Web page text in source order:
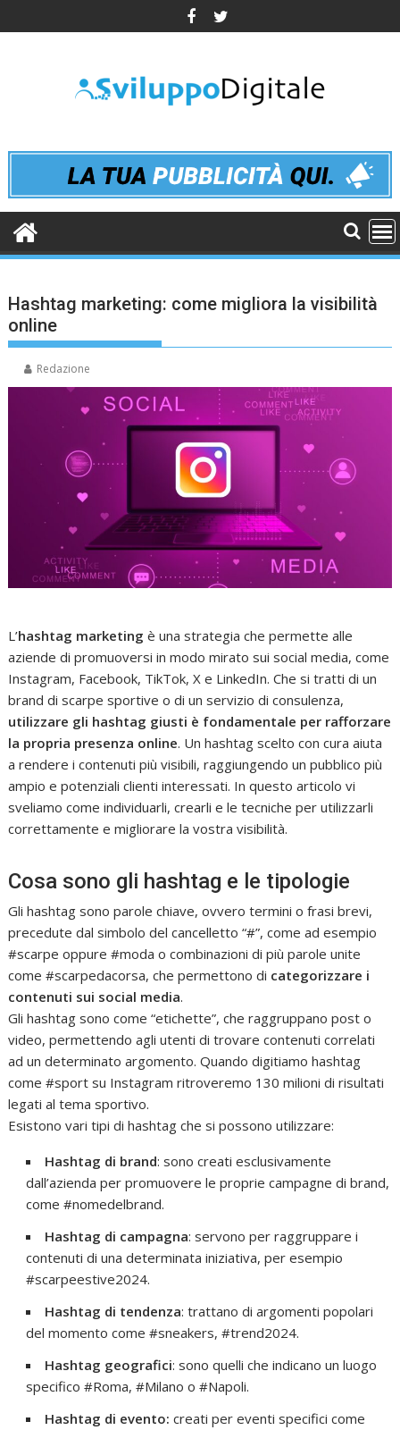
to
Hashtag marketing: come migliora la visibilità
online
Redazione
L’hashtag marketingè una strategia che permette alle
aziende di promuoversi in modo mirato sui social media, come
Instagram, Facebook, TikTok, X e LinkedIn. Che si tratti di un
brand di scarpe sportive o di un servizio di consulenza,
utilizzare gli hashtag giusti è fondamentale per rafforzare
la propria presenza online. Un hashtag scelto con cura aiuta
a rendere i contenuti più visibili, raggiungendo un pubblico più
ampio e potenziali clienti interessati. In questo articolo vi
sveliamo come individuarli, crearli e le tecniche per utilizzarli
correttamente e migliorare la vostra visibilità.
Cosa sono gli hashtag e le tipologie
Gli hashtag sono parole chiave, ovvero termini o frasi brevi,
precedute dal simbolo del cancelletto “#”, come ad esempio
#scarpe oppure #moda o combinazioni di più parole unite
come #scarpedacorsa, che permettono di categorizzare i
contenuti sui social media.
Gli hashtag sono come “etichette”, che raggruppano post o
video, permettendo agli utenti di trovare contenuti correlati
ad un determinato argomento. Quando digitiamo hashtag
come #sport su Instagram ritroveremo 130 milioni di risultati
legati al tema sportivo.
Esistono vari tipi di hashtag che si possono utilizzare:
Hashtag di brand: sono creati esclusivamente
dall’azienda per promuovere le proprie campagne di brand,
come #nomedelbrand.
Hashtag di campagna: servono per raggruppare i
contenuti di una determinata iniziativa, per esempio
#scarpeestive2024.
Hashtag di tendenza: trattano di argomenti popolari
del momento come #sneakers, #trend2024.
Hashtag geografici: sono quelli che indicano un luogo
specifico #Roma, #Milano o #Napoli.
Hashtag di evento:creati per eventi specifici come